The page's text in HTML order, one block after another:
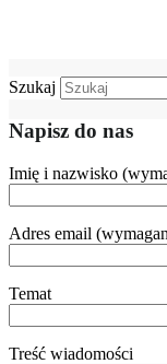
Szukaj
Napisz do nas
Imię i nazwisko
Adres email
Temat
Treść wiadomości